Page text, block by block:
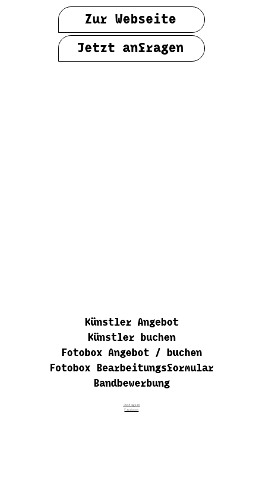
Zur Webseite
Jetzt anfragen
Künstler Angebot
Künstler buchen
Fotobox Angebot / buchen
Fotobox Bearbeitungsformular
Bandbewerbung
Instagram
Facebook